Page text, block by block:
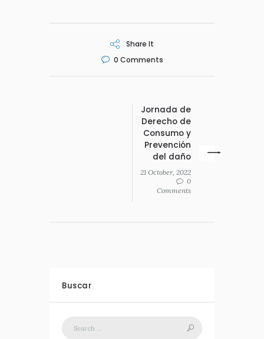
Share It
0 Comments
Jornada de
Derecho de
Consumo y
Prevención
del daño
21 October, 2022
0
Comments
Buscar